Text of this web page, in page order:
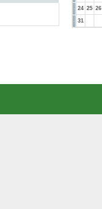
24 25 26
31